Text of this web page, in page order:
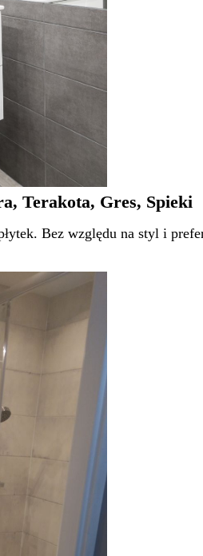
Terakota, Gres, Spieki
Bez względu na styl i